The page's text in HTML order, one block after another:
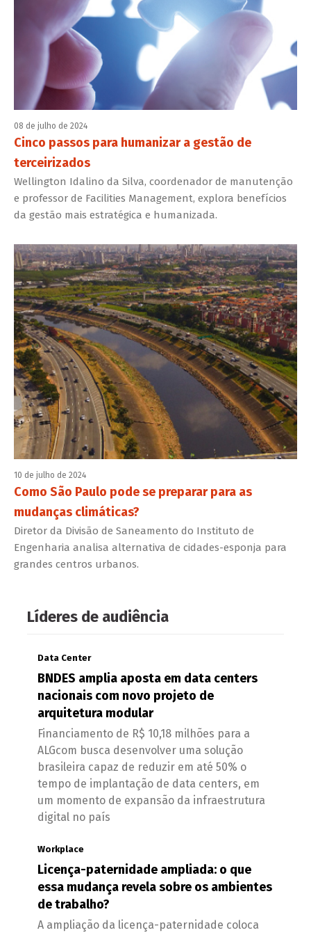
08 de julho de 2024
Cinco passos para humanizar a gestão de
terceirizados
Wellington Idalino da Silva, coordenador de manutenção
e professor de Facilities Management, explora benefícios
da gestão mais estratégica e humanizada.
10 de julho de 2024
Como São Paulo pode se preparar para as
mudanças climáticas?
Diretor da Divisão de Saneamento do Instituto de
Engenharia analisa alternativa de cidades-esponja para
grandes centros urbanos.
Líderes de audiência
Data Center
BNDES amplia aposta em data centers
nacionais com novo projeto de
arquitetura modular
Financiamento de R$ 10,18 milhões para a
ALGcom busca desenvolver uma solução
brasileira capaz de reduzir em até 50% o
tempo de implantação de data centers, em
um momento de expansão da infraestrutura
digital no país
Workplace
Licença-paternidade ampliada: o que
essa mudança revela sobre os ambientes
de trabalho?
A ampliação da licença-paternidade coloca